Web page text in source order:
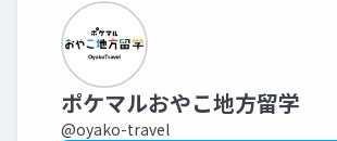
ポケマルおやこ地方留学
@oyako-travel